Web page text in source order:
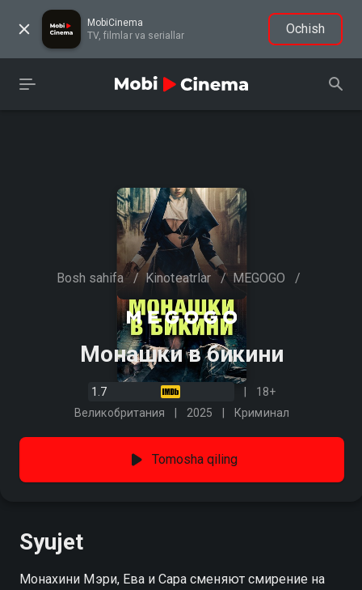
MobiCinema
TV, filmlar va seriallar
Ochish
Bosh sahifa / Kinoteatrlar / MEGOGO /
Монашки в бикини
1.7
18+
Великобритания
2025 Криминал
Tomosha qiling
Syujet
Монахини Мэри, Ева и Сара сменяют смирение на